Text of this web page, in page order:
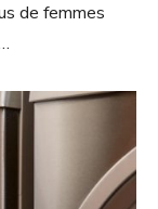
de femmes